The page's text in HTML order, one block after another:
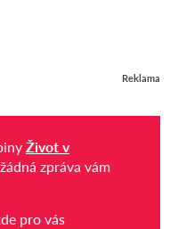
Reklama
Život v
zpráva vám
pro vás